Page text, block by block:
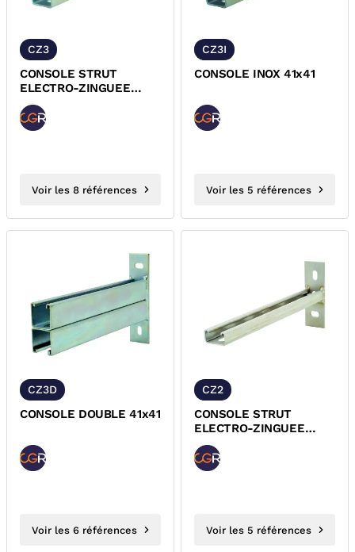
CZ3
CONSOLE STRUT
ELECTRO-ZINGUEE
41x41 CZ3
Voir les 8 références
CZ3I
CONSOLE INOX 41x41
Voir les 5 références
CZ3D
CONSOLE DOUBLE 41x41
Voir les 6 références
CZ2
CONSOLE STRUT
ELECTRO-ZINGUEE
41x21 CZ2
Voir les 5 références